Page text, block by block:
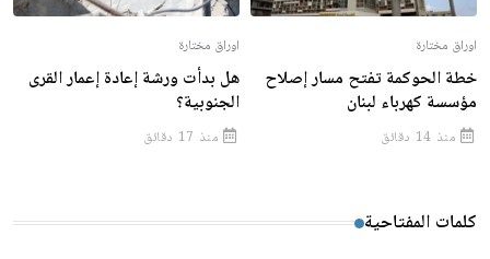
اوراق مختارة
خطة الحوكمة تفتح مسار إصلاح
مؤسسة كهرباء لبنان
منذ 14 دقائق
اوراق مختارة
هل بدأت ورشة إعادة إعمار القرى
الجنوبية؟
منذ 17 دقائق
كلمات المفتاحية